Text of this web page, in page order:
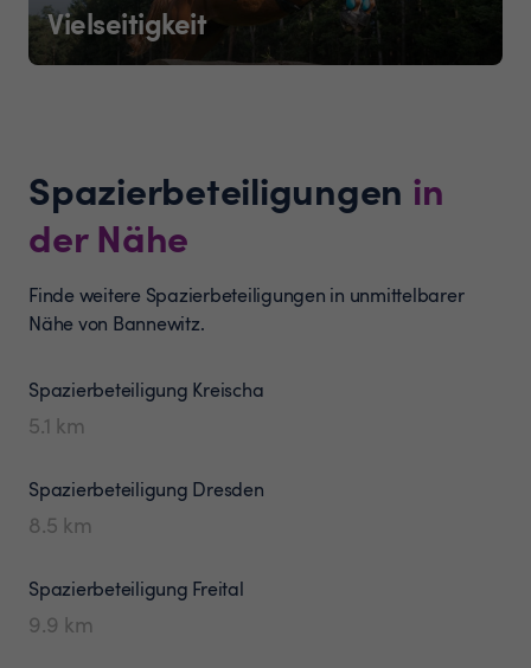
Vielseitigkeit
Spazierbeteiligungen in
der Nähe
Finde weitere Spazierbeteiligungen in unmittelbarer
Nähe von Bannewitz.
Spazierbeteiligung Kreischa
5.1 km
Spazierbeteiligung Dresden
8.5 km
Spazierbeteiligung Freital
9.9 km